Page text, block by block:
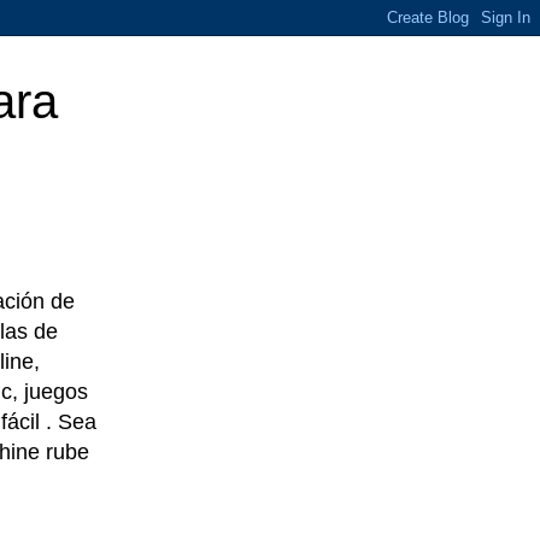
de
de
juegos
. Sea
rube